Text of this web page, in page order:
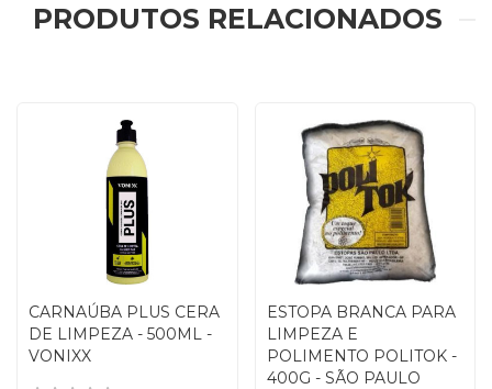
PRODUTOS RELACIONADOS
CARNAÚBA PLUS CERA
DE LIMPEZA - 500ML -
VONIXX
ESTOPA BRANCA PARA
LIMPEZA E
POLIMENTO POLITOK -
400G - SÃO PAULO